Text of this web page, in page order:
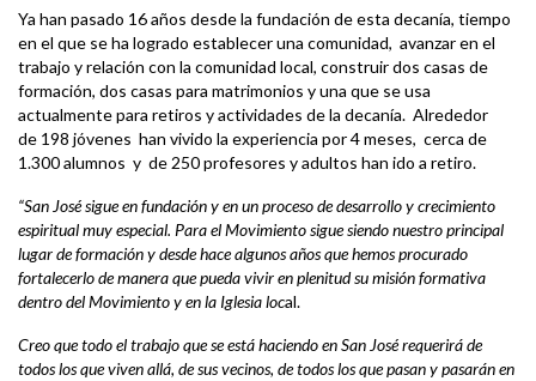
Ya han pasado 16 años desde la fundación de esta decanía, tiempo
en el que se ha logrado establecer una comunidad, avanzar en el
trabajo y relación con la comunidad local, construir dos casas de
formación, dos casas para matrimonios y una que se usa
actualmente para retiros y actividades de la decanía. Alrededor
de 198 jóvenes han vivido la experiencia por 4 meses, cerca de
1.300 alumnos y de 250 profesores y adultos han ido a retiro.
“San José sigue en fundación y en un proceso de desarrollo y crecimiento
espiritual muy especial. Para el Movimiento sigue siendo nuestro principal
lugar de formación y desde hace algunos años que hemos procurado
fortalecerlo de manera que pueda vivir en plenitud su misión formativa
dentro del Movimiento y en la Iglesia local.
Creo que todo el trabajo que se está haciendo en San José requerirá de
todos los que viven allá, de sus vecinos, de todos los que pasan y pasarán en